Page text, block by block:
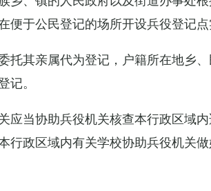
于公民登记的场所开设兵役登记点
其亲属代为登记，户籍所在地乡
。
应当协助兵役机关核查本行政区域
行政区域内有关学校协助兵役机关